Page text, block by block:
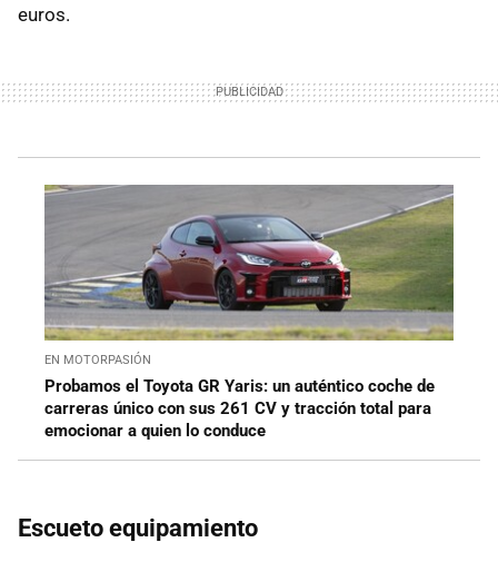
euros.
EN MOTORPASIÓN
Probamos el Toyota GR Yaris: un auténtico coche de
carreras único con sus 261 CV y tracción total para
emocionar a quien lo conduce
Escueto equipamiento